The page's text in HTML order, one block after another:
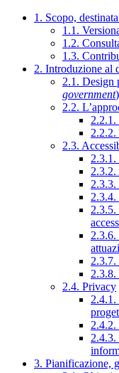
1. Scopo,
1.1.
1.2.
1.3.
2. Introduzione al
2.1. Design
government)
2.2.
2.2.1.
2.3.
2.3.2.
2.3.3.
2.3.4.
2.3.5.
2.3.6.
2.3.7.
2.4. Privacy
2.4.1.
2.4.2.
2.4.3.
3. Pianificazione,